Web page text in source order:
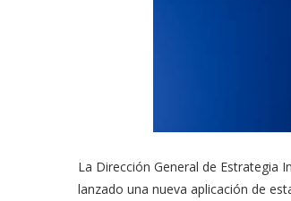
La Dirección General de Estrategia
lanzado una nueva aplicación de